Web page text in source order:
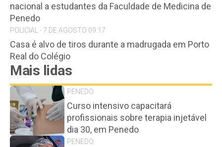
nacional a estudantes da Faculdade de Medicina de
Penedo
POLICIAL - 7 DE AGOSTO 09:17
Casa é alvo de tiros durante a madrugada em Porto
Real do Colégio
Mais lidas
PENEDO
Curso intensivo capacitará
profissionais sobre terapia injetável
dia 30, em Penedo
PENEDO